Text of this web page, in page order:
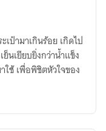
ป๋ามาเกินร้อย เกิดไป
นเยียบยิ่งกว่าน้ำแข็ง
ช้ เพื่อพิชิตหัวใจของ